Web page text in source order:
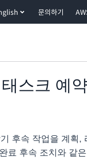
문의하기
스크 예
후속 작업을 계획,
료 후속 조치와 같